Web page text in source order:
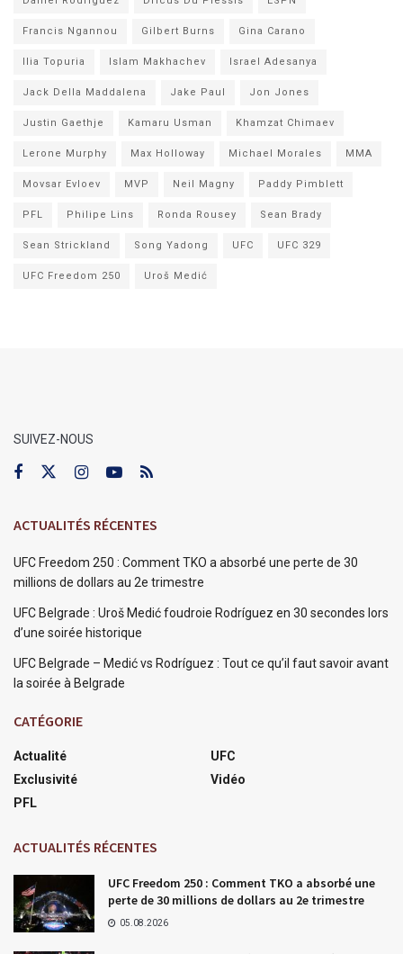
Francis Ngannou Gilbert Burns Gina Carano
Ilia Topuria Islam Makhachev Israel Adesanya
Jack Della Maddalena Jake Paul Jon Jones
Justin Gaethje Kamaru Usman Khamzat Chimaev
Lerone Murphy Max Holloway Michael Morales MMA
Movsar Evloev MVP Neil Magny Paddy Pimblett
PFL Philipe Lins Ronda Rousey Sean Brady
Sean Strickland Song Yadong UFC UFC 329
UFC Freedom 250 Uroš Medić
SUIVEZ-NOUS
ACTUALITÉS RÉCENTES
UFC Freedom 250 : Comment TKO a absorbé une perte de 30
millions de dollars au 2e trimestre
UFC Belgrade : Uroš Medić foudroie Rodríguez en 30 secondes lors
d’une soirée historique
UFC Belgrade – Medić vs Rodríguez : Tout ce qu’il faut savoir avant
la soirée à Belgrade
CATÉGORIE
Actualité
Exclusivité
PFL
UFC
Vidéo
ACTUALITÉS RÉCENTES
UFC Freedom 250 : Comment TKO a absorbé une
perte de 30 millions de dollars au 2e trimestre
05.08.2026